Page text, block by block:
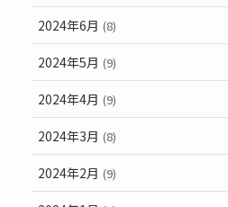
2024年6月 (8)
2024年5月 (9)
2024年4月 (9)
2024年3月 (8)
2024年2月 (9)